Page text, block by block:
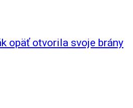
opäť otvorila svoje brány